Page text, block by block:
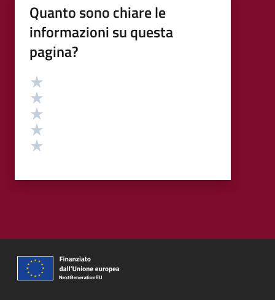
Quanto sono chiare le
informazioni su questa
pagina?
Valutazione